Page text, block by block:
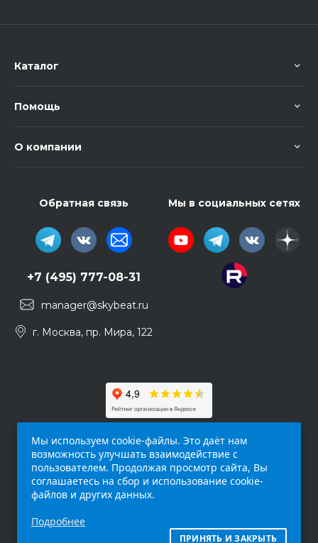
Каталог
Помощь
О компании
Обратная связь
+7 (495) 777-08-31
manager@skybeat.ru
г. Москва, пр. Мира, 122
Мы в социальных сетях
интернет-сайт (
исключительно информационный характер и
Мы используем cookie-файлы. Это даёт нам
возможность улучшать взаимодействие с
пользователем. Продолжая просмотр сайта, Вы
соглашаетесь на сбор и использование cookie-
файлов и других данных.
Подробнее
ПРИНЯТЬ И ЗАКРЫТЬ